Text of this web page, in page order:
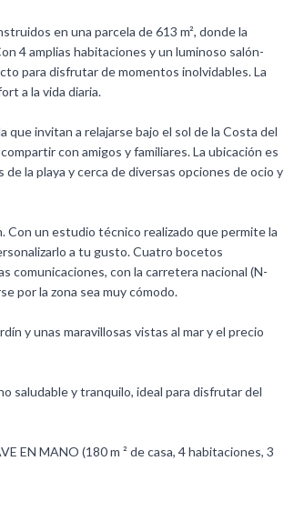
en una parcela de 613 m², donde la
4 amplias habitaciones y un luminoso salón-
para disfrutar de momentos inolvidables. La
a la vida diaria.
que invitan a relajarse bajo el sol de la Costa del
con amigos y familiares. La ubicación es
la playa y cerca de diversas opciones de ocio y
Con un estudio técnico realizado que permite la
a tu gusto. Cuatro bocetos
comunicaciones, con la carretera nacional (N-
por la zona sea muy cómodo.
y unas maravillosas vistas al mar y el precio
saludable y tranquilo, ideal para disfrutar del
EN MANO ‌(180 ‌m ² ‌de ‌casa, ‌4 ‌habitaciones, 3